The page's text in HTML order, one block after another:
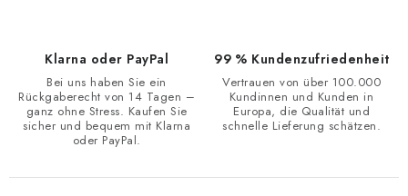
Klarna oder PayPal
Bei uns haben Sie ein
Rückgaberecht von 14 Tagen –
ganz ohne Stress. Kaufen Sie
sicher und bequem mit Klarna
oder PayPal.
99 % Kundenzufriedenheit
Vertrauen von über 100.000
Kundinnen und Kunden in
Europa, die Qualität und
schnelle Lieferung schätzen.